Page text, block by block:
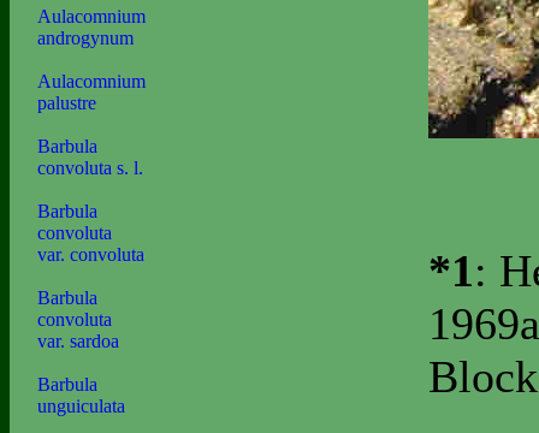
Aulacomnium
androgynum
Aulacomnium
palustre
Barbula
convoluta s. l.
Barbula
convoluta
var. convoluta
Barbula
convoluta
var. sardoa
Barbula
unguiculata
*1: